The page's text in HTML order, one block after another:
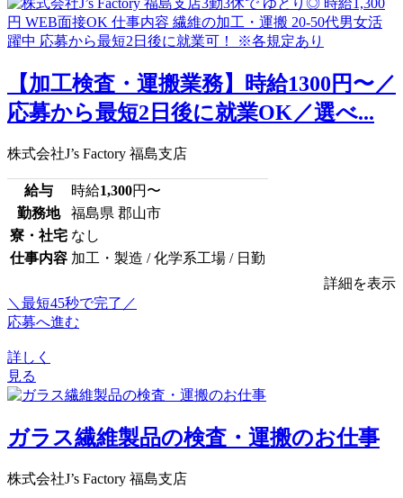
【加工検査・運搬業務】時給1300円〜／
応募から最短2日後に就業OK／選べ...
株式会社J’s Factory 福島支店
給与 時給1,300円〜
勤務地
福島県 郡山市
寮・社宅 なし
仕事内容 加工・製造 / 化学系工場 / 日勤
詳細を表示
＼最短45秒で完了／
応募へ進む
詳しく
見る
ガラス繊維製品の検査・運搬のお仕事
株式会社J’s Factory 福島支店